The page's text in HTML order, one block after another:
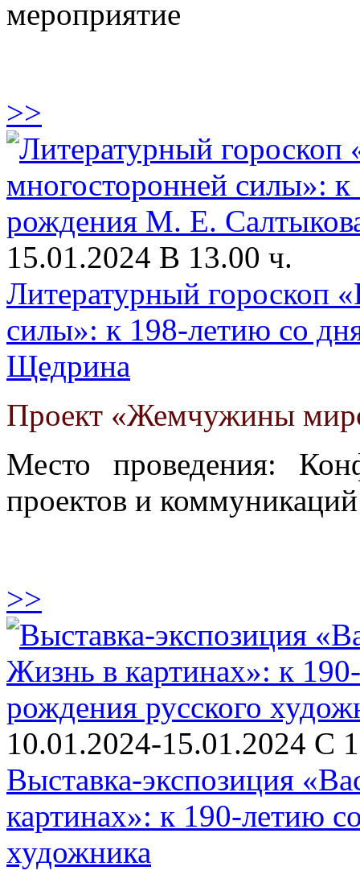
мероприятие
>>
15.01.2024 В 13.00 ч.
Литературный гороскоп
силы»: к 198-летию со
Щедрина
Проект «Жемчужины
Место проведения:
проектов и коммуникаций
>>
10.01.2024-15.01.2024 С
Выставка-экспозиция
картинах»: к 190-летию
художника